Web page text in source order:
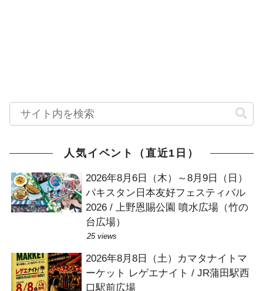
人気イベント（直近1日）
2026年8月6日（木）～8月9日（日）
パキスタン日本友好フェスティバル
2026 / 上野恩賜公園 噴水広場（竹の
台広場）
25 views
2026年8月8日（土）カマタナイトマ
ーケット レゲエナイト / JR蒲田駅西
口駅前広場